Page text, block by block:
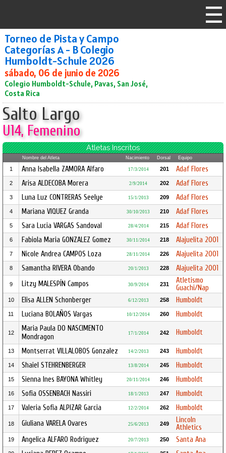
Torneo de Pista y Campo
Categorías A - B Colegio
Humboldt-Schule 2026
sábado, 06 de junio de 2026
Colegio Humboldt-Schule, Pavas, San José,
Costa Rica
Salto Largo
U14, Femenino
Atletas Inscritos
Nombre del Atleta Nacimiento Dorsal Equipo
1 Anna Isabella ZAMORA Alfaro 17/3/2014 201 Adaf Flores
2 Arisa ALDECOBA Morera 2/9/2014 202 Adaf Flores
3 Luna Luz CONTRERAS Seelye 15/1/2013 209 Adaf Flores
4 Mariana VIQUEZ Granda 30/10/2013 210 Adaf Flores
5 Sara Lucia VARGAS Sandoval 28/4/2014 215 Adaf Flores
6 Fabiola Maria GONZALEZ Gomez 30/11/2014 218 Alajuelita 2001
7 Nicole Andrea CAMPOS Loza 28/11/2014 226 Alajuelita 2001
8 Samantha RIVERA Obando 20/1/2013 228 Alajuelita 2001
9 Litzy MALESPÍN Campos 30/9/2014 231
Atletismo
Guachi/Nap
10 Elisa ALLEN Schonberger 6/12/2013 258 Humboldt
11 Luciana BOLAÑOS Vargas 10/12/2014 260 Humboldt
12
Maria Paula DO NASCIMENTO
Mondragon
17/1/2014 242 Humboldt
13 Montserrat VILLALOBOS Gonzalez 14/2/2013 243 Humboldt
14 Shaiel STEHRENBERGER 13/8/2014 245 Humboldt
15 Sienna Ines BAYONA Whitley 20/11/2014 246 Humboldt
16 Sofia OSSENBACH Nassiri 18/1/2013 247 Humboldt
17 Valeria Sofia ALPIZAR Garcia 12/2/2014 262 Humboldt
18 Giuliana VARELA Ovares 25/6/2013 249
Lincoln
Athletics
19 Angelica ALFARO Rodriguez 20/7/2013 250 Santa Ana